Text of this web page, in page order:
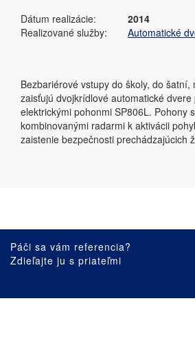
Dátum realizácie:
2014
Realizované služby:
Automatické
Bezbariérové vstupy do školy, do
zaisťujú dvojkrídlové automatické dvere
elektrickými pohonmi SP806L. Pohony
kombinovanými radarmi k aktivácii
zaistenie bezpečnosti prechádzajúcich
Páči sa vám referencia?
Zdieľajte ju s priateľmi